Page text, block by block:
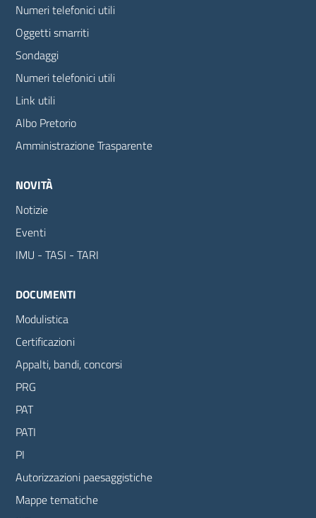
Numeri telefonici utili
Oggetti smarriti
Sondaggi
Numeri telefonici utili
Link utili
Albo Pretorio
Amministrazione Trasparente
NOVITÀ
Notizie
Eventi
IMU - TASI - TARI
DOCUMENTI
Modulistica
Certificazioni
Appalti, bandi, concorsi
PRG
PAT
PATI
PI
Autorizzazioni paesaggistiche
Mappe tematiche